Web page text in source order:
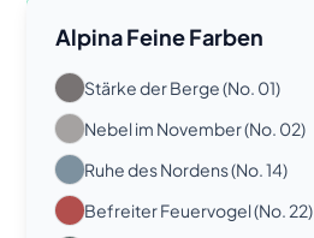
Alpina Feine Farben
Stärke der Berge (No. 01)
Nebel im November (No. 02)
Ruhe des Nordens (No. 14)
Befreiter Feuervogel (No. 22)